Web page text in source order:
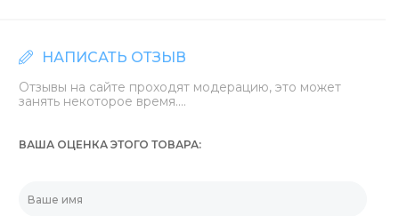
НАПИСАТЬ ОТЗЫВ
Отзывы на сайте проходят модерацию, это может
занять некоторое время....
ВАША ОЦЕНКА ЭТОГО ТОВАРА